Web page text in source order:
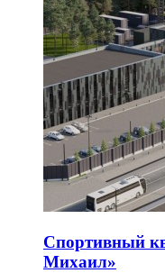
Спортивный
Михаил»